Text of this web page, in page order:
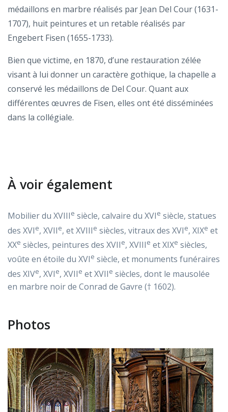
médaillons en marbre réalisés par Jean Del Cour (1631-
1707), huit peintures et un retable réalisés par
Engebert Fisen (1655-1733).
Bien que victime, en 1870, d’une restauration zélée
visant à lui donner un caractère gothique, la chapelle a
conservé les médaillons de Del Cour. Quant aux
différentes œuvres de Fisen, elles ont été disséminées
dans la collégiale.
À voir également
Mobilier du XVIIIe siècle, calvaire du XVIe siècle, statues
des XVIe, XVIIe, et XVIIIe siècles, vitraux des XVIe, XIXe et
XXe siècles, peintures des XVIIe, XVIIIe et XIXe siècles,
voûte en étoile du XVIe siècle, et monuments funéraires
des XIVe, XVIe, XVIIe et XVIIe siècles, dont le mausolée
en marbre noir de Conrad de Gavre († 1602).
Photos